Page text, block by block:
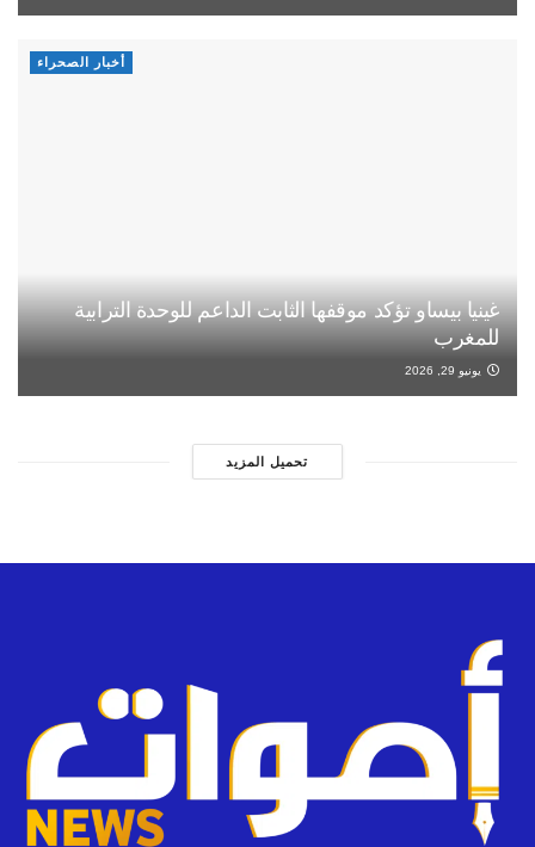
أخبار الصحراء
غينيا بيساو تؤكد موقفها الثابت الداعم للوحدة الترابية
للمغرب
يونيو 29, 2026
تحميل المزيد